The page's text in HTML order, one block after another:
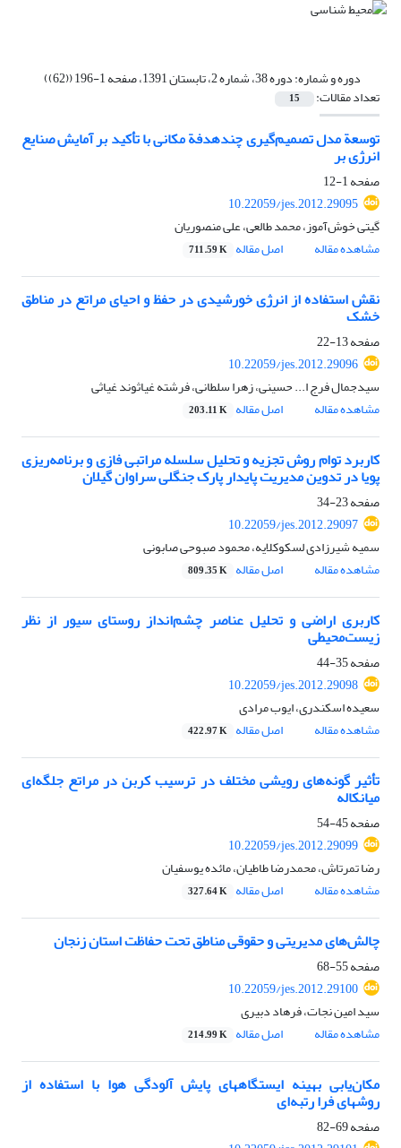
دوره و شماره:دوره 38، شماره 2، تابستان 1391، صفحه 1-196 ((62))
تعداد مقالات: 15
توسعة مدل تصمیم‌گیری چندهدفة مکانی با تأکید بر آمایش صنایع
انرژی بر
صفحه1-12
10.22059/jes.2012.29095
گیتی خوش‌آموز، محمد طالعی، علی منصوریان
مشاهده مقاله
اصل مقاله 711.59 K
نقش استفاده از انرژی خورشیدی در حفظ و احیای مراتع در مناطق
خشک
صفحه13-22
10.22059/jes.2012.29096
سیدجمال فرج ا... حسینی، زهرا سلطانی، فرشته غیاثوند غیاثی
مشاهده مقاله
اصل مقاله 203.11 K
کاربرد توام روش تجزیه و تحلیل سلسله مراتبی فازی و برنامه‌ریزی
پویا در تدوین مدیریت پایدار پارک جنگلی سراوان گیلان
صفحه23-34
10.22059/jes.2012.29097
سمیه شیرزادی لسکوکلایه، محمود صبوحی صابونی
مشاهده مقاله
اصل مقاله 809.35 K
کاربری اراضی و تحلیل عناصر چشم‌انداز روستای سیور از نظر
زیست‌محیطی
صفحه35-44
10.22059/jes.2012.29098
سعیده اسکندری، ایوب مرادی
مشاهده مقاله
اصل مقاله 422.97 K
تأثیر گونه‌های رویشی مختلف در ترسیب کربن در مراتع جلگه‌ای
میانکاله
صفحه45-54
10.22059/jes.2012.29099
رضا تمرتاش، محمدرضا طاطیان، مائده یوسفیان
مشاهده مقاله
اصل مقاله 327.64 K
چالش‌های مدیریتی و حقوقی مناطق تحت حفاظت استان زنجان
صفحه55-68
10.22059/jes.2012.29100
سید امین نجات، فرهاد دبیری
مشاهده مقاله
اصل مقاله 214.99 K
مکان‌یابی بهینه ایستگاههای پایش آلودگی هوا با استفاده از
روشهای فرا رتبه‌ای
صفحه69-82